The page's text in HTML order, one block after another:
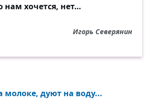
нам хочется, нет…
Игорь Северянин
дуют на воду...